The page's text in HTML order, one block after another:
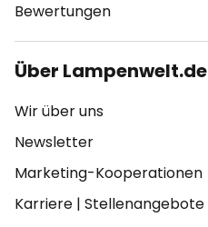
Bewertungen
Über Lampenwelt.de
Wir über uns
Newsletter
Marketing-Kooperationen
Karriere | Stellenangebote